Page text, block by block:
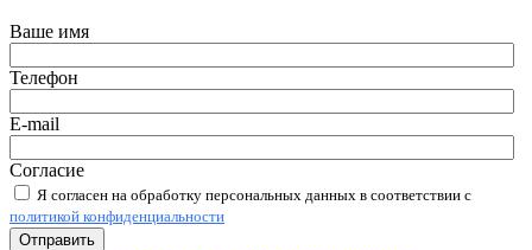
Ваше имя
Телефон
E-mail
Согласие
Я согласен на обработку персональных данных в соответствии с
политикой конфиденциальности
Отправить